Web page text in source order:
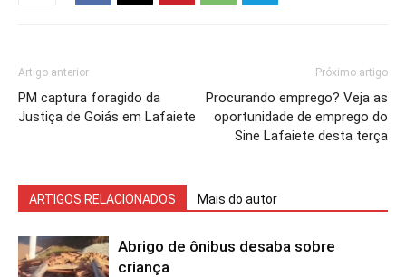
Artigo anterior
PM captura foragido da
Justiça de Goiás em Lafaiete
Próximo artigo
Procurando emprego? Veja as
oportunidade de emprego do
Sine Lafaiete desta terça
ARTIGOS RELACIONADOS Mais do autor
Abrigo de ônibus desaba sobre
criança